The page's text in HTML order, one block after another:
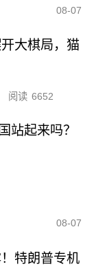
08-07
大棋局，猫
阅读 6652
站起来吗？
08-07
特朗普专机